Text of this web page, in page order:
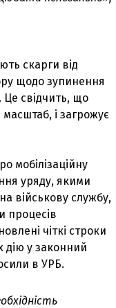
скарги від
щодо зупинення
свідчить, що
і загрожує
мобілізаційну
уряду, якими
військову службу,
процесів
чіткі строки
дію у законний
в УРБ.